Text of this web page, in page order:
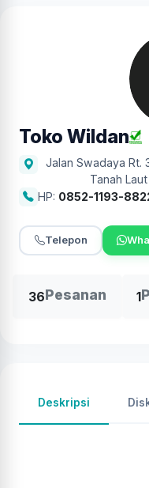
Toko Wildan
Jalan Swadaya Rt.
Tanah
HP: 0852-1193-
Telepon
36Pesanan 1
Deskripsi